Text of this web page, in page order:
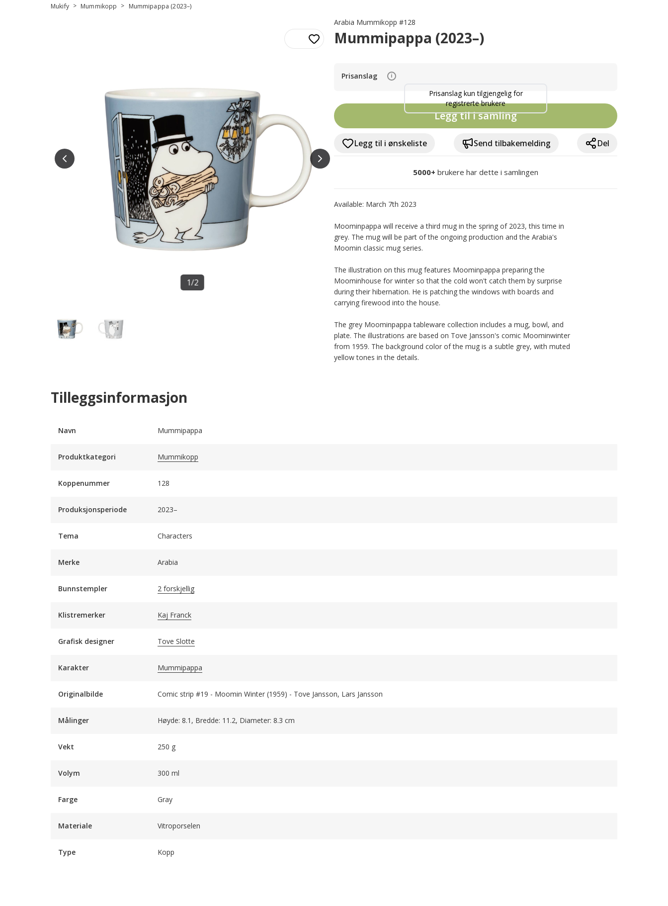
Mukify > Mummikopp > Mummipappa (2023–)
1/2
Arabia Mummikopp #128
Mummipappa (2023–)
Prisanslag i
Prisanslag kun tilgjengelig for
registrerte brukere
Legg til i samling
Legg til i ønskeliste Send tilbakemelding Del
5000+ brukere har dette i samlingen
Available: March 7th 2023
Moominpappa will receive a third mug in the spring of 2023, this time in
grey. The mug will be part of the ongoing production and the Arabia's
Moomin classic mug series.
The illustration on this mug features Moominpappa preparing the
Moominhouse for winter so that the cold won't catch them by surprise
during their hibernation. He is patching the windows with boards and
carrying firewood into the house.
The grey Moominpappa tableware collection includes a mug, bowl, and
plate. The illustrations are based on Tove Jansson's comic Moominwinter
from 1959. The background color of the mug is a subtle grey, with muted
yellow tones in the details.
Tilleggsinformasjon
Navn Mummipappa
Produktkategori Mummikopp
Koppenummer 128
Produksjonsperiode 2023–
Tema Characters
Merke Arabia
Bunnstempler 2 forskjellig
Klistremerker Kaj Franck
Grafisk designer Tove Slotte
Karakter Mummipappa
Originalbilde Comic strip #19 - Moomin Winter (1959) - Tove Jansson, Lars Jansson
Målinger Høyde: 8.1, Bredde: 11.2, Diameter: 8.3 cm
Vekt 250 g
Volym 300 ml
Farge Gray
Materiale Vitroporselen
Type Kopp